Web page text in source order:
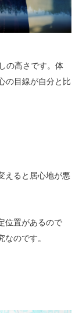
の高さです。体
の目線が自分と比
えると居心地が悪
位置があるので
のです。